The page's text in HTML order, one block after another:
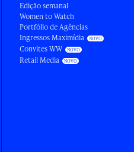
Edição semanal
Women to Watch
Portfólio de Agências
Ingressos Maximídia
Convites WW
Retail Media